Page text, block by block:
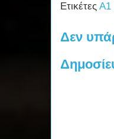
Ετικέτες Α1
Δεν